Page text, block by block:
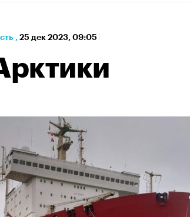
, 25 дек 2023, 09:05